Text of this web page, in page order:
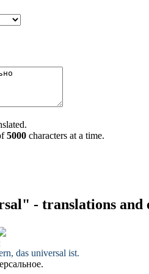
5000 characters at a time.
- translations and
das universal ist.
.